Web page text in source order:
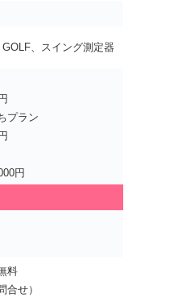
、スイング測定器
プラン
円
料
合せ）